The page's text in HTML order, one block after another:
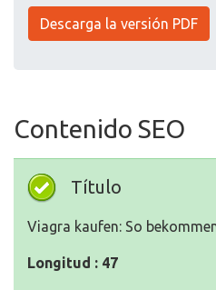
Descarga la versión PDF
Contenido SEO
Título
Viagra kaufen: So
Longitud : 47